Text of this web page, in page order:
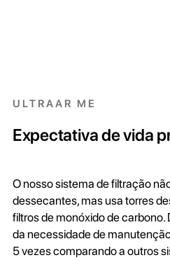
ULTRAAR ME
Expectativa de vida
O nosso sistema de filtração
dessecantes, mas usa torres
filtros de monóxido de
da necessidade de
5 vezes comparando a outros